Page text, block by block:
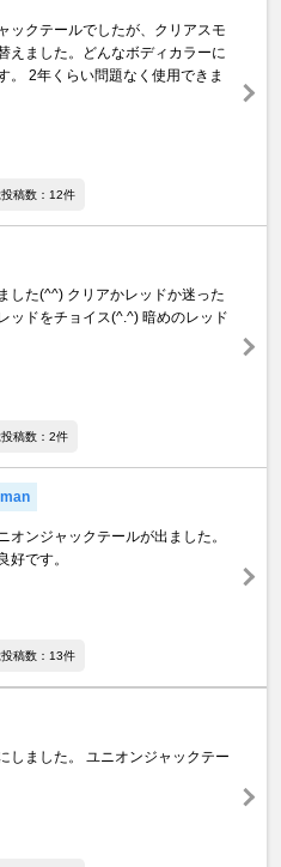
ックテールでしたが、クリアスモ
えました。どんなボディカラーに
。 2年くらい問題なく使用できま
稿数：12件
した(^^) クリアかレッドか迷った
ッドをチョイス(^.^) 暗めのレッド
稿数：2件
オンジャックテールが出ました。
好です。
稿数：13件
しました。 ユニオンジャックテー